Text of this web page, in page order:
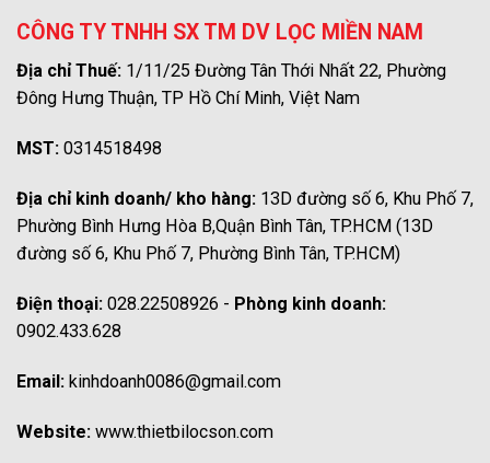
CÔNG TY TNHH SX TM DV LỌC MIỀN NAM
Địa chỉ Thuế: 1/11/25 Đường Tân Thới Nhất 22, Phường
Đông Hưng Thuận, TP Hồ Chí Minh, Việt Nam
MST: 0314518498
Địa chỉ kinh doanh/ kho hàng: 13D đường số 6, Khu Phố 7,
Phường Bình Hưng Hòa B,Quận Bình Tân, TP.HCM (13D
đường số 6, Khu Phố 7, Phường Bình Tân, TP.HCM)
Điện thoại: 028.22508926 - Phòng kinh doanh:
0902.433.628
Email: kinhdoanh0086@gmail.com
Website: www.thietbilocson.com